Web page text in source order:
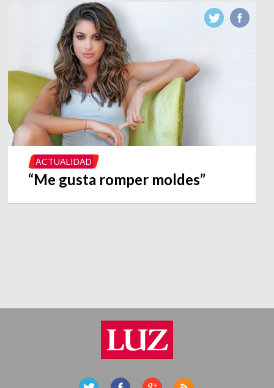
ACTUALIDAD
“Me gusta romper moldes”